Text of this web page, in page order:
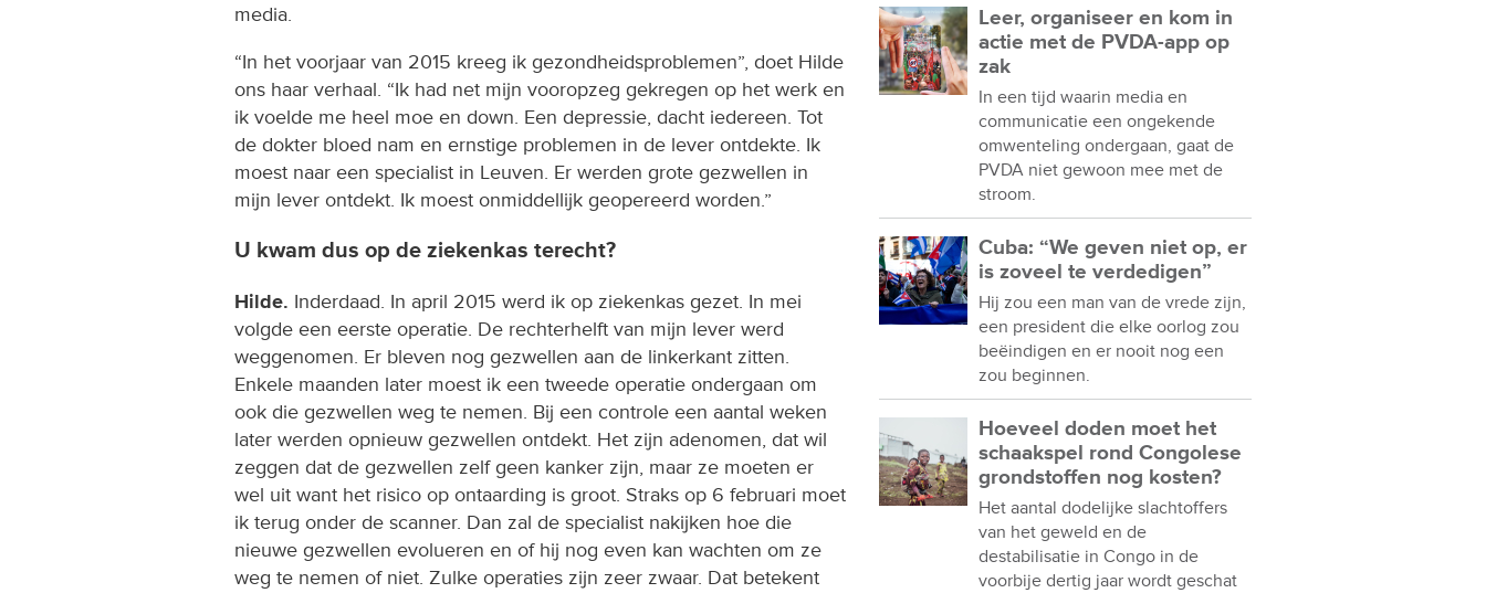
media.
“In het voorjaar van 2015 kreeg ik gezondheidsproblemen”, doet Hilde
ons haar verhaal. “Ik had net mijn vooropzeg gekregen op het werk en
ik voelde me heel moe en down. Een depressie, dacht iedereen. Tot
de dokter bloed nam en ernstige problemen in de lever ontdekte. Ik
moest naar een specialist in Leuven. Er werden grote gezwellen in
mijn lever ontdekt. Ik moest onmiddellijk geopereerd worden.”
U kwam dus op de ziekenkas terecht?
Hilde. Inderdaad. In april 2015 werd ik op ziekenkas gezet. In mei
volgde een eerste operatie. De rechterhelft van mijn lever werd
weggenomen. Er bleven nog gezwellen aan de linkerkant zitten.
Enkele maanden later moest ik een tweede operatie ondergaan om
ook die gezwellen weg te nemen. Bij een controle een aantal weken
later werden opnieuw gezwellen ontdekt. Het zijn adenomen, dat wil
zeggen dat de gezwellen zelf geen kanker zijn, maar ze moeten er
wel uit want het risico op ontaarding is groot. Straks op 6 februari moet
ik terug onder de scanner. Dan zal de specialist nakijken hoe die
nieuwe gezwellen evolueren en of hij nog even kan wachten om ze
weg te nemen of niet. Zulke operaties zijn zeer zwaar. Dat betekent
Leer, organiseer en kom in
actie met de PVDA-app op
zak
In een tijd waarin media en
communicatie een ongekende
omwenteling ondergaan, gaat de
PVDA niet gewoon mee met de
stroom.
Cuba: “We geven niet op, er
is zoveel te verdedigen”
Hij zou een man van de vrede zijn,
een president die elke oorlog zou
beëindigen en er nooit nog een
zou beginnen.
Hoeveel doden moet het
schaakspel rond Congolese
grondstoffen nog kosten?
Het aantal dodelijke slachtoffers
van het geweld en de
destabilisatie in Congo in de
voorbije dertig jaar wordt geschat